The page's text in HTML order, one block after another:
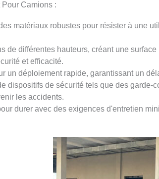
Camions :
matériaux robustes pour résister à une
de différentes hauteurs, créant une
et efficacité.
un déploiement rapide, garantissant un
dispositifs de sécurité tels que des garde-
les accidents.
durer avec des exigences d'entretien